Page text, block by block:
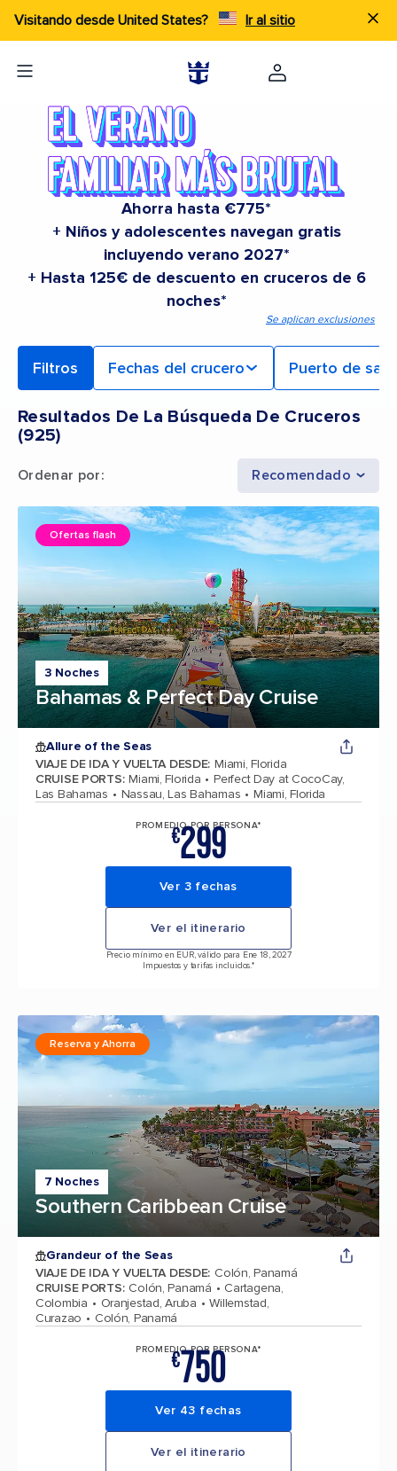
Visitando desde United States? Ir al sitio
Ahorra hasta €775*
+ Niños y adolescentes navegan gratis
incluyendo verano 2027*
+ Hasta 125€ de descuento en cruceros de 6
noches*
Se aplican exclusiones
Filtros Fechas del crucero Puerto de
Resultados De La Búsqueda De Cruceros
(925)
Ordenar por: Recomendado
3 Noches
Bahamas & Perfect Day Cruise
Ofertas flash
Allure of the Seas
VIAJE DE IDA Y VUELTA DESDE: Miami, Florida
CRUISE PORTS: Miami, Florida
Perfect Day at CocoCay,
Las Bahamas
Nassau, Las Bahamas Miami, Florida
PROMEDIO POR PERSONA*
€299
Ver 3 fechas
Ver el itinerario
Precio mínimo en EUR, válido para Ene 18, 2027
Impuestos y tarifas incluidos.*
7 Noches
Southern Caribbean Cruise
Reserva y Ahorra
Grandeur of the Seas
VIAJE DE IDA Y VUELTA DESDE: Colón, Panamá
CRUISE PORTS: Colón, Panamá
Cartagena,
Colombia
Oranjestad, Aruba
Willemstad,
Curazao
Colón, Panamá
PROMEDIO POR PERSONA*
€750
Ver 43 fechas
Ver el itinerario